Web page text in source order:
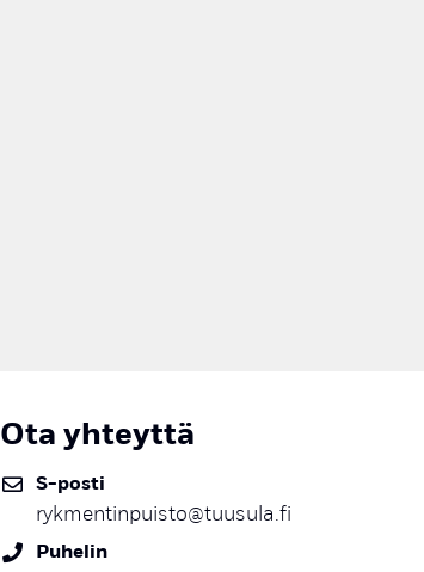
Ota yhteyttä
S-posti
rykmentinpuisto@tuusula.fi
Puhelin